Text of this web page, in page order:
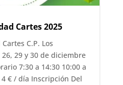
Cartes 2025
C.P. Los
29 y 30 de diciembre
7:30 a 14:30 10:00 a
€ / día Inscripción Del